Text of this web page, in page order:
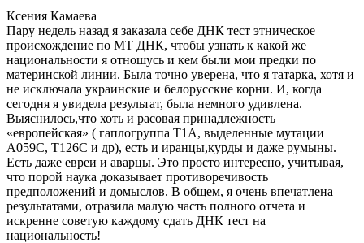
Ксения Камаева
Пару недель назад я заказала себе ДНК тест этническое
происхождение по МТ ДНК, чтобы узнать к какой же
национальности я отношусь и кем были мои предки по
материнской линии. Была точно уверена, что я татарка, хотя и
не исключала украинские и белорусские корни. И, когда
сегодня я увидела результат, была немного удивлена.
Выяснилось,что хоть и расовая принадлежность
«европейская» ( гаплогруппа T1A, выделенные мутации
A059C, T126C и др), есть и иранцы,курды и даже румыны.
Есть даже евреи и аварцы. Это просто интересно, учитывая,
что порой наука доказывает противоречивость
предположений и домыслов. В общем, я очень впечатлена
результатами, отразила малую часть полного отчета и
искренне советую каждому сдать ДНК тест на
национальность!